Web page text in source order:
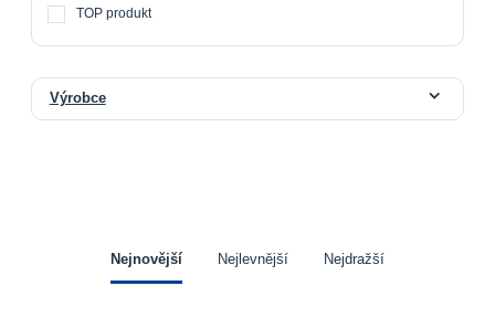
TOP produkt
Výrobce
Nejnovější Nejlevnější Nejdražší